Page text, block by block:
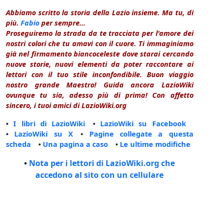
Abbiamo scritto la storia della Lazio insieme. Ma tu, di
più. Fabio per sempre...
Proseguiremo la strada da te tracciata per l'amore dei
nostri colori che tu amavi con il cuore. Ti immaginiamo
già nel firmamento biancoceleste dove starai cercando
nuove storie, nuovi elementi da poter raccontare ai
lettori con il tuo stile inconfondibile. Buon viaggio
nostro grande Maestro! Guida ancora LazioWiki
ovunque tu sia, adesso più di prima! Con affetto
sincero, i tuoi amici di LazioWiki.org
•I libri di LazioWiki • LazioWiki su Facebook
• LazioWiki su X • Pagine collegate a questa
scheda • Una pagina a caso • Le ultime modifiche
• Nota per i lettori di LazioWiki.org che
accedono al sito con un cellulare